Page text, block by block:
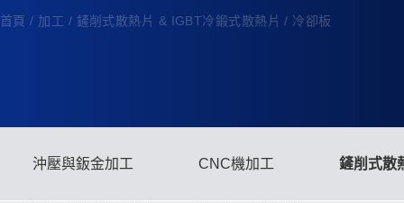
首頁/ 加工 / 鏟削式散熱片 & IGBT冷鍛式散熱片 / 冷卻板
沖壓與鈑金加工 CNC機加工 鏟削式散